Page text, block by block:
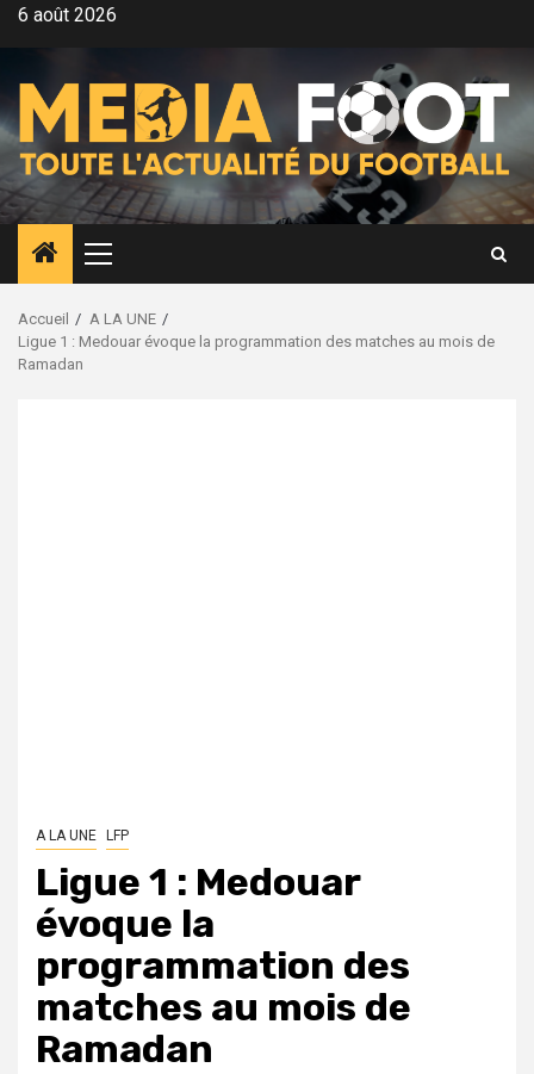
Aller6 août 2026
Menu
principal
Accueil
A LA UNE
Ligue 1 : Medouar évoque la programmation des matches au mois de
Ramadan
A LA UNE LFP
Ligue 1 : Medouar
évoque la
programmation des
matches au mois de
Ramadan